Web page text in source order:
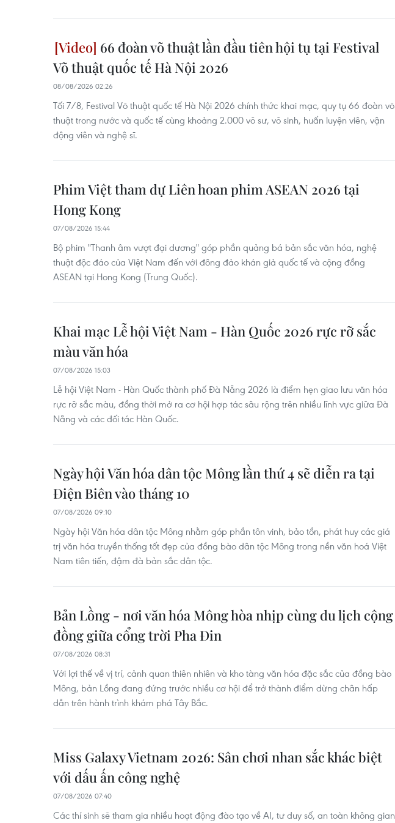
66 đoàn võ thuật lần đầu tiên hội tụ tại Festival
Võ thuật quốc tế Hà Nội 2026
08/08/2026 02:26
Tối 7/8, Festival Võ thuật quốc tế Hà Nội 2026 chính thức khai mạc, quy tụ 66 đoàn võ
thuật trong nước và quốc tế cùng khoảng 2.000 võ sư, võ sinh, huấn luyện viên, vận
động viên và nghệ sĩ.
Phim Việt tham dự Liên hoan phim ASEAN 2026 tại
Hong Kong
07/08/2026 15:44
Bộ phim "Thanh âm vượt đại dương" góp phần quảng bá bản sắc văn hóa, nghệ
thuật độc đáo của Việt Nam đến với đông đảo khán giả quốc tế và cộng đồng
ASEAN tại Hong Kong (Trung Quốc).
Khai mạc Lễ hội Việt Nam - Hàn Quốc 2026 rực rỡ sắc
màu văn hóa
07/08/2026 15:03
Lễ hội Việt Nam - Hàn Quốc thành phố Đà Nẵng 2026 là điểm hẹn giao lưu văn hóa
rực rỡ sắc màu, đồng thời mở ra cơ hội hợp tác sâu rộng trên nhiều lĩnh vực giữa Đà
Nẵng và các đối tác Hàn Quốc.
Ngày hội Văn hóa dân tộc Mông lần thứ 4 sẽ diễn ra tại
Điện Biên vào tháng 10
07/08/2026 09:10
Ngày hội Văn hóa dân tộc Mông nhằm góp phần tôn vinh, bảo tồn, phát huy các giá
trị văn hóa truyền thống tốt đẹp của đồng bào dân tộc Mông trong nền văn hoá Việt
Nam tiên tiến, đậm đà bản sắc dân tộc.
Bản Lồng - nơi văn hóa Mông hòa nhịp cùng du lịch cộng
đồng giữa cổng trời Pha Đin
07/08/2026 08:31
Với lợi thế về vị trí, cảnh quan thiên nhiên và kho tàng văn hóa đặc sắc của đồng bào
Mông, bản Lồng đang đứng trước nhiều cơ hội để trở thành điểm dừng chân hấp
dẫn trên hành trình khám phá Tây Bắc.
Miss Galaxy Vietnam 2026: Sân chơi nhan sắc khác biệt
với dấu ấn công nghệ
07/08/2026 07:40
Các thí sinh sẽ tham gia nhiều hoạt động đào tạo về AI, tư duy số, an toàn không gian